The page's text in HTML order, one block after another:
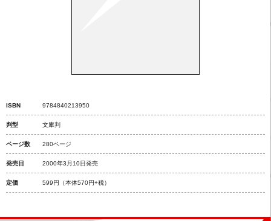
ISBN 9784840213950
判型 文庫判
ページ数 280ページ
発売日 2000年3月10日発売
定価 599円 （本体570円+税）